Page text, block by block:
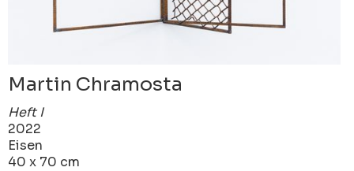
Martin Chramosta
Heft I
2022
Eisen
40 x 70 cm